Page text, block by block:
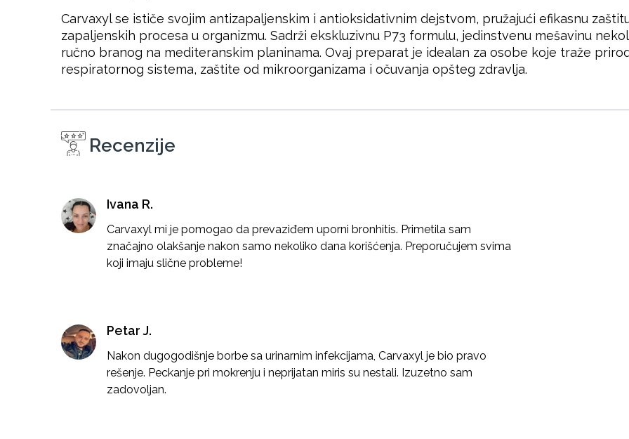
Carvaxyl se ističe svojim antizapaljenskim i antioksidativnim dejstvom, pružajući efikasnu
zapaljenskih procesa u organizmu. Sadrži ekskluzivnu P73 formulu, jedinstvenu mešavinu
ručno branog na mediteranskim planinama. Ovaj preparat je idealan za osobe koje traže
respiratornog sistema, zaštite od mikroorganizama i očuvanja opšteg zdravlja.
Recenzije
Ivana R.
Carvaxyl mi je pomogao da prevaziđem uporni bronhitis. Primetila sam
značajno olakšanje nakon samo nekoliko dana korišćenja. Preporučujem svima
koji imaju slične probleme!
Petar J.
Nakon dugogodišnje borbe sa urinarnim infekcijama, Carvaxyl je bio pravo
rešenje. Peckanje pri mokrenju i neprijatan miris su nestali. Izuzetno sam
zadovoljan.